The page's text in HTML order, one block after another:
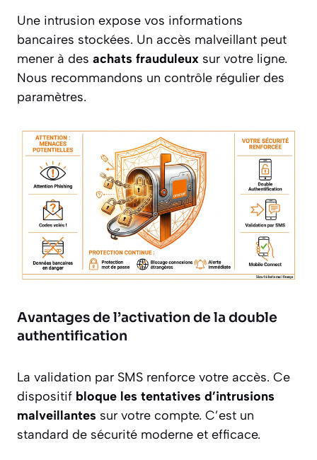
Une intrusion expose vos informations
bancaires stockées. Un accès malveillant peut
mener à des achats frauduleux sur votre ligne.
Nous recommandons un contrôle régulier des
paramètres.
Avantages de l’activation de la double
authentification
La validation par SMS renforce votre accès. Ce
dispositif bloque les tentatives d’intrusions
malveillantes sur votre compte. C’est un
standard de sécurité moderne et efficace.